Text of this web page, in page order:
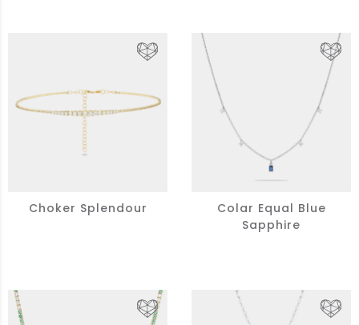
Choker Splendour
Colar Equal Blue
Sapphire